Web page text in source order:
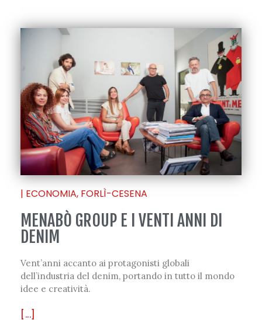
| ECONOMIA, FORLÌ-CESENA
MENABÒ GROUP E I VENTI ANNI DI
DENIM
Vent’anni accanto ai protagonisti globali
dell’industria del denim, portando in tutto il mondo
idee e creatività.
[...]